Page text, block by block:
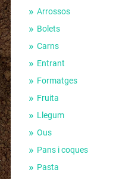
Arrossos
Bolets
Carns
Entrant
Formatges
Fruita
Llegum
Ous
Pans i coques
Pasta